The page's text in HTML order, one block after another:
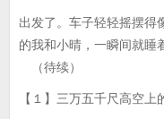
出发了。车子轻轻摇摆得
的我和小晴，一瞬间就睡
（待续）
【１】三万五千尺高空上